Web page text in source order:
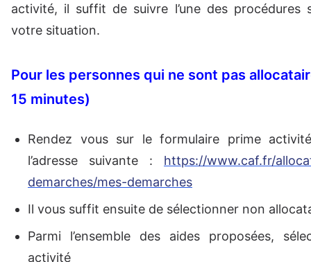
activité, il suffit de suivre l’une des procédures
votre situation.
Pour les personnes qui ne sont pas
15 minutes)
Rendez vous sur le formulaire prime
l’adresse suivante : https://www.caf.fr/
demarches/mes-demarches
Il vous suffit ensuite de sélectionner non
Parmi l’ensemble des aides proposées,
activité